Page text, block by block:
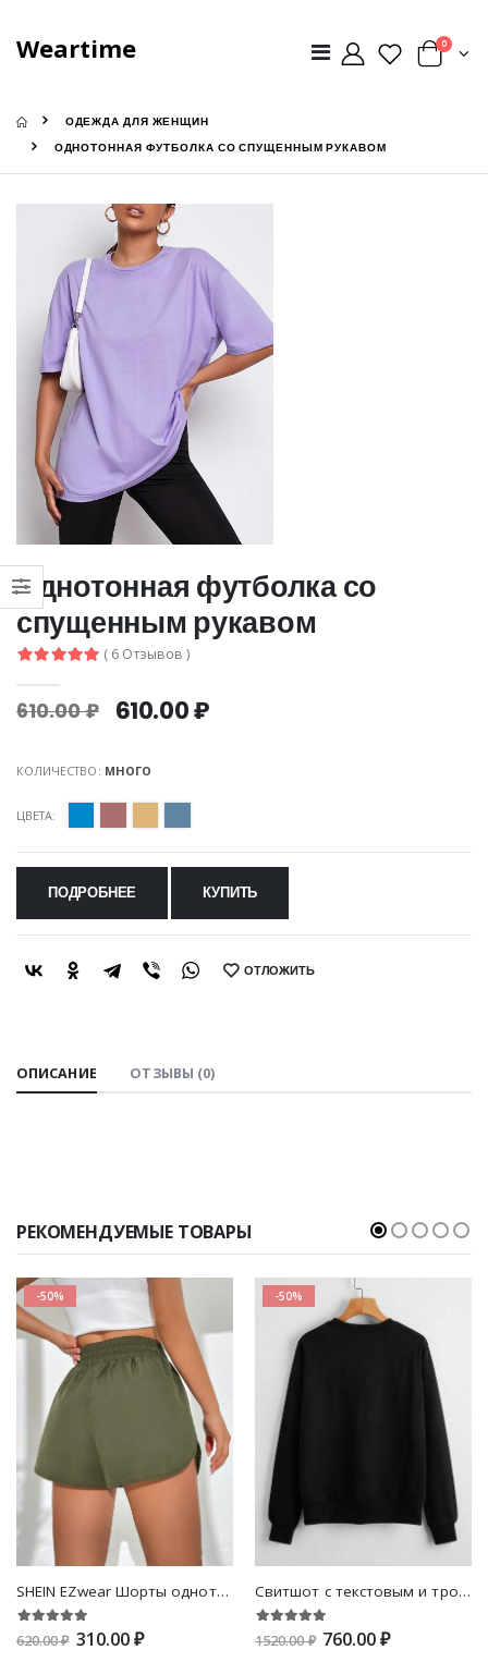
Weartime 0
ОДЕЖДА ДЛЯ ЖЕНЩИН
ОДНОТОННАЯ ФУТБОЛКА СО СПУЩЕННЫМ РУКАВОМ
Однотонная футболка со
спущенным рукавом
( 6 Отзывов )
610.00 ₽ 610.00 ₽
КОЛИЧЕСТВО: МНОГО
ЦВЕТА:
ПОДРОБНЕЕ КУПИТЬ
SHARE: ОТЛОЖИТЬ
ОПИСАНИЕ ОТЗЫВЫ (0)
РЕКОМЕНДУЕМЫЕ ТОВАРЫ
-50%
SHEIN EZwear Шорты однотонный с эластичной талией дельфина
620.00 ₽ 310.00 ₽
-50%
Свитшот с текстовым и тропическим принтом
1520.00 ₽ 760.00 ₽